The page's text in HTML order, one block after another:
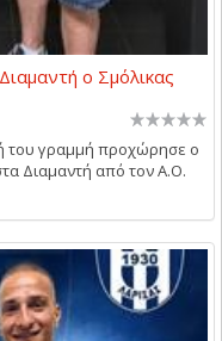
ο Σμόλικας
του γραμμή προχώρησε ο
Διαμαντή από τον Α.Ο.